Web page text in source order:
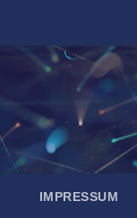
IMPRESSUM